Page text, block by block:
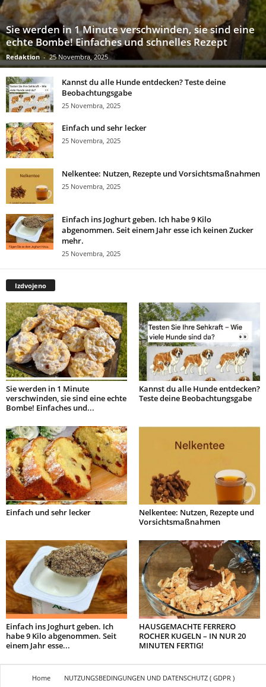
Sie werden in 1 Minute verschwinden, sie sind eine
echte Bombe! Einfaches und schnelles Rezept
Redaktion - 25 Novembra, 2025
Kannst du alle Hunde entdecken? Teste deine
Beobachtungsgabe
25 Novembra, 2025
Einfach und sehr lecker
25 Novembra, 2025
Nelkentee: Nutzen, Rezepte und Vorsichtsmaßnahmen
25 Novembra, 2025
Einfach ins Joghurt geben. Ich habe 9 Kilo
abgenommen. Seit einem Jahr esse ich keinen Zucker
mehr.
25 Novembra, 2025
Izdvojeno
Sie werden in 1 Minute
verschwinden, sie sind eine echte
Bombe! Einfaches und...
Kannst du alle Hunde entdecken?
Teste deine Beobachtungsgabe
Einfach und sehr lecker
Nelkentee: Nutzen, Rezepte und
Vorsichtsmaßnahmen
Einfach ins Joghurt geben. Ich
habe 9 Kilo abgenommen. Seit
einem Jahr esse...
HAUSGEMACHTE FERRERO
ROCHER KUGELN – IN NUR 20
MINUTEN FERTIG!
Home NUTZUNGSBEDINGUNGEN UND DATENSCHUTZ ( GDPR )